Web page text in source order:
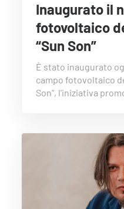
Inaugurato il
fotovoltaico
“Sun Son”
È stato inaugurato
campo fotovoltaico
Son", l'iniziativa